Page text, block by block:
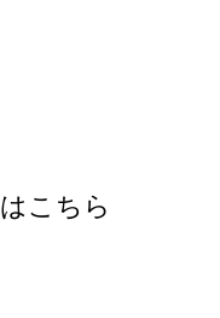
こちら